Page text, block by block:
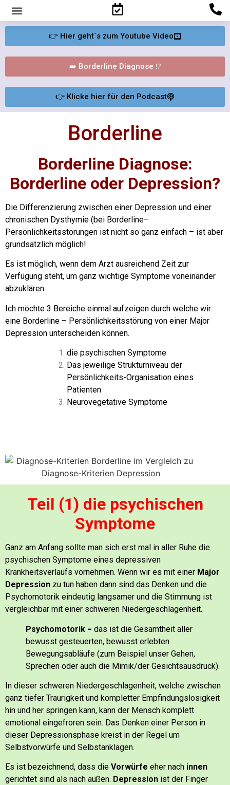
👉 Hier geht´s zum Youtube Video
➡️ Borderline Diagnose ⁉️
👉 Klicke hier für den Podcast
Borderline
Borderline Diagnose:
Borderline oder Depression?
Die Differenzierung zwischen einer Depression und einer
chronischen Dysthymie (bei Borderline–
Persönlichkeitsstörungen ist nicht so ganz einfach – ist aber
grundsätzlich möglich!
Es ist möglich, wenn dem Arzt ausreichend Zeit zur
Verfügung steht, um ganz wichtige Symptome voneinander
abzuklären
Ich möchte 3 Bereiche einmal aufzeigen durch welche wir
eine Borderline – Persönlichkeitsstörung von einer Major
Depression unterscheiden können.
die psychischen Symptome
Das jeweilige Strukturniveau der
Persönlichkeits-Organisation eines
Patienten
Neurovegetative Symptome
Teil (1) die psychischen
Symptome
Ganz am Anfang sollte man sich erst mal in aller Ruhe die
psychischen Symptome eines depressiven
Krankheitsverlaufs vornehmen. Wenn wir es mit einer Major
Depression zu tun haben dann sind das Denken und die
Psychomotorik eindeutig langsamer und die Stimmung ist
vergleichbar mit einer schweren Niedergeschlagenheit.
Psychomotorik = das ist die Gesamtheit aller
bewusst gesteuerten, bewusst erlebten
Bewegungsabläufe (zum Beispiel unser Gehen,
Sprechen oder auch die Mimik/der Gesichtsausdruck).
In dieser schweren Niedergeschlagenheit, welche zwischen
ganz tiefer Traurigkeit und kompletter Empfindungslosigkeit
hin und her springen kann, kann der Mensch komplett
emotional eingefroren sein. Das Denken einer Person in
dieser Depressionsphase kreist in der Regel um
Selbstvorwürfe und Selbstanklagen.
Es ist bezeichnend, dass die Vorwürfe eher nach innen
gerichtet sind als nach außen. Depression ist der Finger